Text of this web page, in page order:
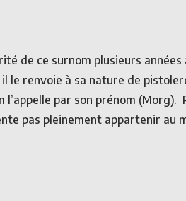
de ce surnom plusieurs
le renvoie à sa nature de
par son prénom (Morg).
pas pleinement appartenir au